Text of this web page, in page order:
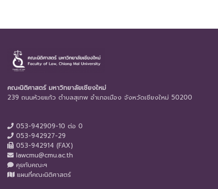
คณะนิติศาสตร์ มหาวิทยาลัยเชียงใหม่
239 ถนนห้วยแก้ว ตำบลสุเทพ อำเภอเมือง จังหวัดเชียงใหม่ 50200
053-942909-10 ต่อ 0
053-942927-29
053-942914 (FAX)
lawcmu@cmu.ac.th
คุยกับคณะฯ
แผนที่คณะนิติศาสตร์